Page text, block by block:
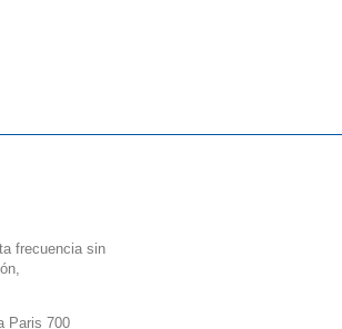
frecuencia sin
Paris 700